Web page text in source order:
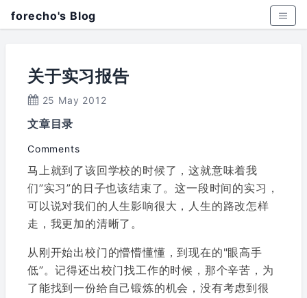
forecho's Blog
关于实习报告
25 May 2012
文章目录
Comments
马上就到了该回学校的时候了，这就意味着我
们”实习”的日子也该结束了。这一段时间的实习，
可以说对我们的人生影响很大，人生的路改怎样
走，我更加的清晰了。
从刚开始出校门的懵懵懂懂，到现在的"眼高手
低”。记得还出校门找工作的时候，那个辛苦，为
了能找到一份给自己锻炼的机会，没有考虑到很